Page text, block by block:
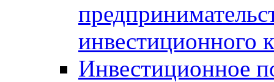
инвестиционного
Инвестиционное